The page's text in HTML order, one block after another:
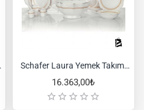
PLT01 Schafer Laura Yemek Takımı 60 Parça Altın
16.363,00₺